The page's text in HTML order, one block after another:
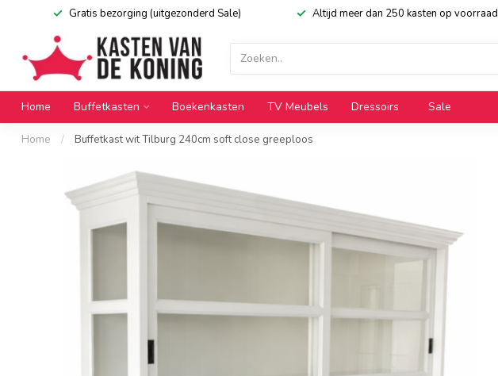
Gratis bezorging (uitgezonderd Sale) Altijd meer dan 250 kasten op voorraad
Home Buffetkasten Boekenkasten TV Meubels Dressoirs Sale
Home / Buffetkast wit Tilburg 240cm soft close greeploos